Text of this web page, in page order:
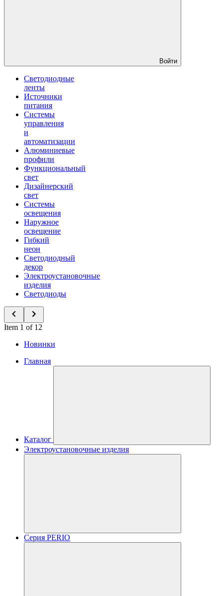
Войти
Светодиодные
ленты
Источники
питания
Системы
управления
и
автоматизации
Алюминиевые
профили
Функциональный
свет
Дизайнерский
свет
Системы
освещения
Наружное
освещение
Гибкий
неон
Светодиодный
декор
Электроустановочные
изделия
Светодиоды
Item 1 of 12
Новинки
Главная
Каталог
Электроустановочные изделия
Серия PERIO